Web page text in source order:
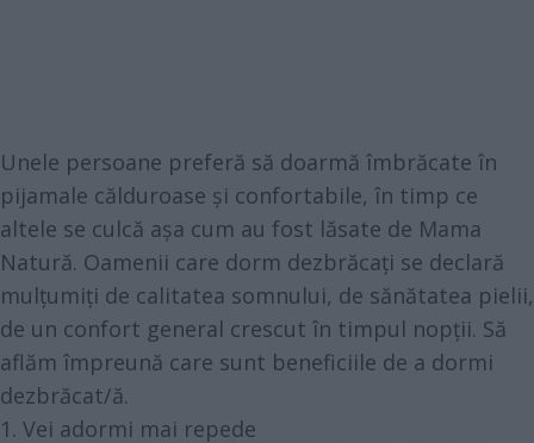
Unele persoane preferă să doarmă îmbrăcate în
pijamale călduroase și confortabile, în timp ce
altele se culcă așa cum au fost lăsate de Mama
Natură. Oamenii care dorm dezbrăcați se declară
mulțumiți de calitatea somnului, de sănătatea pielii,
de un confort general crescut în timpul nopții. Să
aflăm împreună care sunt beneficiile de a dormi
dezbrăcat/ă.
1. Vei adormi mai repede